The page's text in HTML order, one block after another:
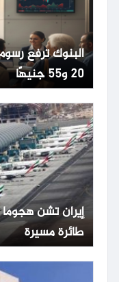
البنوك ترفع
20 و55 جنيهًا
طائرة مسيرة